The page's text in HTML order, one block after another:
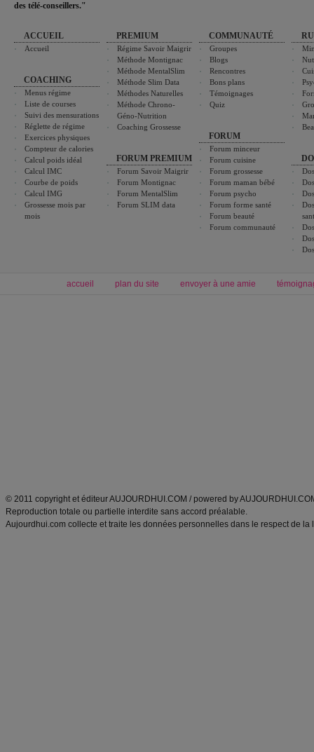
des télé-conseillers."
ACCUEIL
Accueil
COACHING
Menus régime
Liste de courses
Suivi des mensurations
Réglette de régime
Exercices physiques
Compteur de calories
Calcul poids idéal
Calcul IMC
Courbe de poids
Calcul IMG
Grossesse mois par
mois
PREMIUM
Régime Savoir Maigrir
Méthode Montignac
Méthode MentalSlim
Méthode Slim Data
Méthodes Naturelles
Méthode Chrono-
Géno-Nutrition
Coaching Grossesse
FORUM PREMIUM
Forum Savoir Maigrir
Forum Montignac
Forum MentalSlim
Forum SLIM data
COMMUNAUTÉ
Groupes
Blogs
Rencontres
Bons plans
Témoignages
Quiz
FORUM
Forum minceur
Forum cuisine
Forum grossesse
Forum maman bébé
Forum psycho
Forum forme santé
Forum beauté
Forum communauté
accueil plan du site envoyer à une amie
© 2011 copyright et éditeur AUJOURDHUI.COM / powered by
Reproduction totale ou partielle interdite sans accord préalable.
Aujourdhui.com collecte et traite les données personnelles dans le respect de